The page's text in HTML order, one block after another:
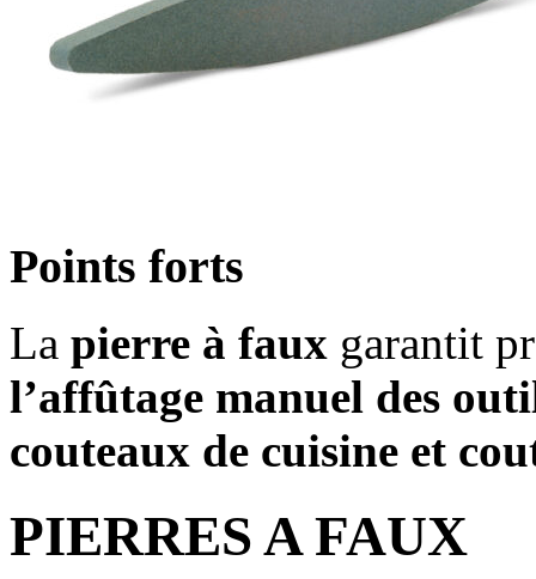
Points forts
La pierre à faux garantit
l’affûtage manuel des
couteaux de cuisine et
PIERRES A FAUX